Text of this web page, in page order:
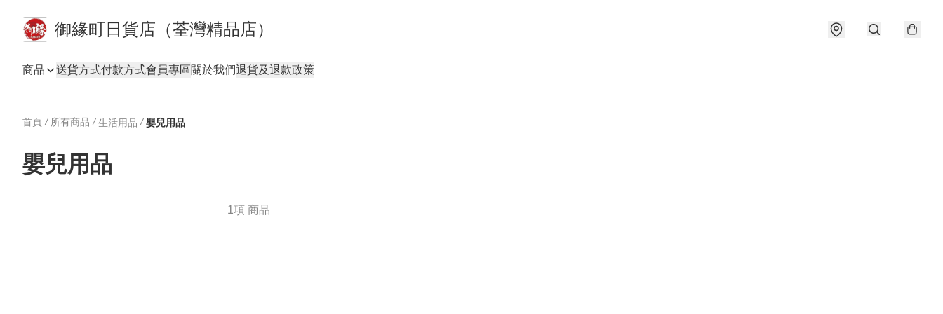
御緣町日貨店（荃灣精品店）
商品 送貨方式付款方式會員專區關於我們退貨及退款政策
首頁 / 所有商品 / 生活用品 / 嬰兒用品
嬰兒用品
1項 商品